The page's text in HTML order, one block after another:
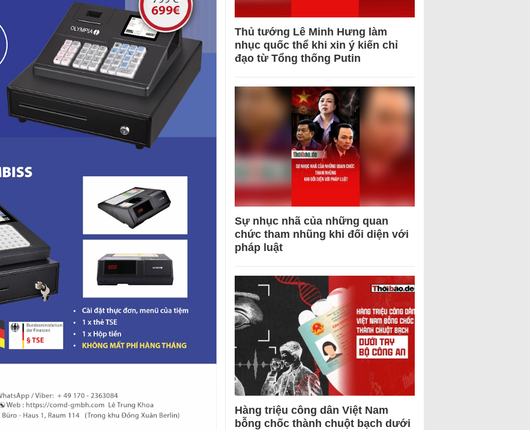
Thủ tướng Lê Minh Hưng làm
nhục quốc thể khi xin ý kiến chỉ
đạo từ Tổng thống Putin
Sự nhục nhã của những quan
chức tham nhũng khi đối diện với
pháp luật
Hàng triệu công dân Việt Nam
bỗng chốc thành chuột bạch dưới